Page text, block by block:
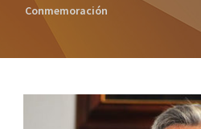
Conmemoración